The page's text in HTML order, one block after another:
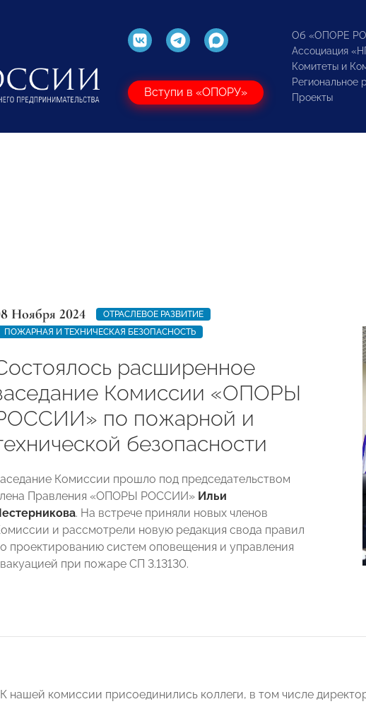
Вступи в «ОПОРУ»
Об «ОПОРЕ
Ассоциация
Комитеты и
Региональное
Проекты
Ноября 2024
ОТРАСЛЕВОЕ РАЗВИТИЕ
ПОЖАРНАЯ И ТЕХНИЧЕСКАЯ БЕЗОПАСНОСТЬ
расширенное
Комиссии «ОПОРЫ
по пожарной и
безопасности
Комиссии прошло под председательством
Правления «ОПОРЫ РОССИИ» Ильи
. На встрече приняли новых членов
и рассмотрели новую редакция свода правил
проектированию систем оповещения и управления
при пожаре СП 3.13130.
нашей комиссии присоединились коллеги, в том числе